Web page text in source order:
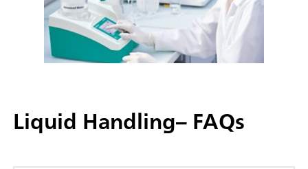
Liquid Handling– FAQs